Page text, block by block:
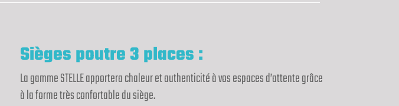
Sièges poutre 3 places :
La gamme STELLE apportera chaleur et authenticité à vos espaces d’attente grâce
à la forme très confortable du siège.